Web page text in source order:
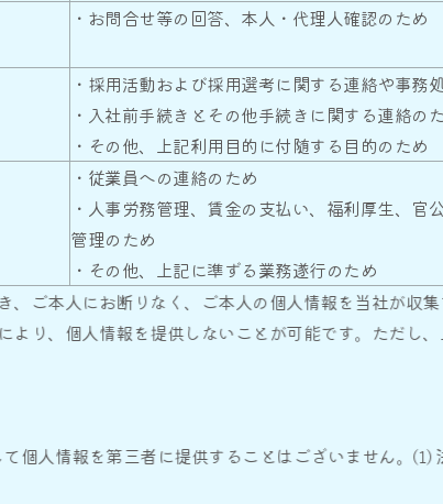
・お問合せ等の回答、本人・代理人確認のため
・採用活動および採用選考に関する連絡や事務
・入社前手続きとその他手続きに関する連絡の
・その他、上記利用目的に付随する目的のため
・従業員への連絡のため
・人事労務管理、賃金の支払い、福利厚生、官
管理のため
・その他、上記に準ずる業務遂行のため
ご本人にお断りなく、ご本人の個人情報を当社が収
り、個人情報を提供しないことが可能です。ただし
個人情報を第三者に提供することはございません。(1)